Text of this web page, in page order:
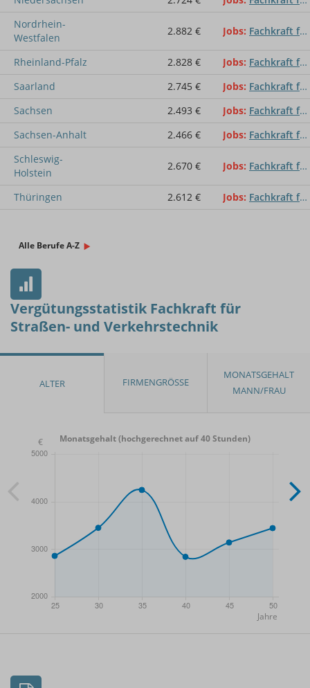
Nordrhein-
Westfalen
2.882 € Jobs Fachkraft für Straßen- und Verkehrstechnik
Rheinland-Pfalz 2.828 € Jobs Fachkraft für Straßen- und Verkehrstechnik
Saarland
2.745 € Jobs Fachkraft für Straßen- und Verkehrstechnik
Sachsen
2.493 € Jobs Fachkraft für Straßen- und Verkehrstechnik
Sachsen-Anhalt
2.466 € Jobs Fachkraft für Straßen- und Verkehrstechnik
Schleswig-
Holstein
2.670 € Jobs Fachkraft für Straßen- und Verkehrstechnik
Thüringen 2.612 € Jobs Fachkraft für Straßen- und Verkehrstechnik
Alle Berufe A-Z
Vergütungsstatistik Fachkraft für
Straßen- und Verkehrstechnik
Monatsgehalt (hochgerechnet auf 40 Stunden)